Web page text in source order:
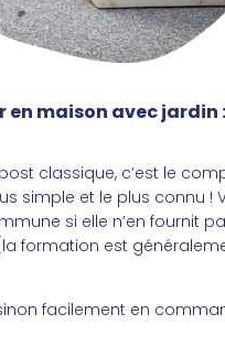
en maison avec jardin :
classique, c’est le
simple et le plus connu !
si elle n’en fournit
formation est
facilement en